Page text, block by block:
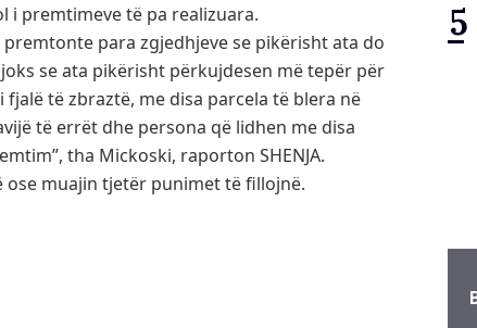
i premtimeve të pa realizuara.
para zgjedhjeve se pikërisht ata do
se ata pikërisht përkujdesen më tepër për
të zbraztë, me disa parcela të blera në
të errët dhe persona që lidhen me disa
tha Mickoski, raporton SHENJA.
ose muajin tjetër punimet të fillojnë.